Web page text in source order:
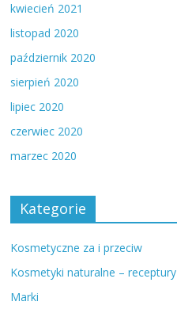
kwiecień 2021
listopad 2020
październik 2020
sierpień 2020
lipiec 2020
czerwiec 2020
marzec 2020
Kategorie
Kosmetyczne za i przeciw
Kosmetyki naturalne – receptury
Marki